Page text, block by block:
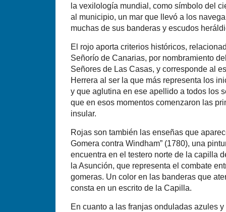
la vexilología mundial, como símbolo del
al municipio, un mar que llevó a los
muchas de sus banderas y escudos
El rojo aporta criterios históricos,
Señorío de Canarias, por nombramiento
Señores de Las Casas, y corresponde al
Herrera al ser la que más representa los
y que aglutina en ese apellido a todos los
que en esos momentos comenzaron las
insular.
Rojas son también las enseñas que
Gomera contra Windham” (1780), una
encuentra en el testero norte de la capilla
la Asunción, que representa el combate
gomeras. Un color en las banderas que
consta en un escrito de la Capilla.
En cuanto a las franjas onduladas azules